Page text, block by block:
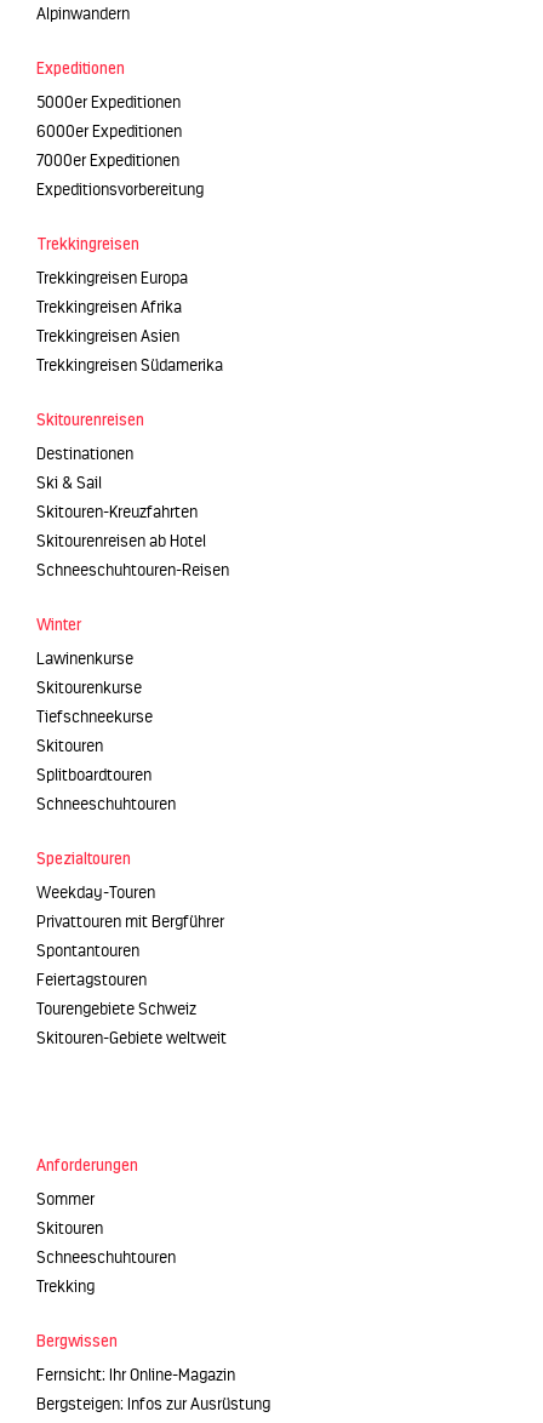
Alpinwandern
Expeditionen
5000er Expeditionen
6000er Expeditionen
7000er Expeditionen
Expeditionsvorbereitung
Trekkingreisen
Trekkingreisen Europa
Trekkingreisen Afrika
Trekkingreisen Asien
Trekkingreisen Südamerika
Skitourenreisen
Destinationen
Ski & Sail
Skitouren-Kreuzfahrten
Skitourenreisen ab Hotel
Schneeschuhtouren-Reisen
Winter
Lawinenkurse
Skitourenkurse
Tiefschneekurse
Skitouren
Splitboardtouren
Schneeschuhtouren
Spezialtouren
Weekday-Touren
Privattouren mit Bergführer
Spontantouren
Feiertagstouren
Tourengebiete Schweiz
Skitouren-Gebiete weltweit
Anforderungen
Sommer
Skitouren
Schneeschuhtouren
Trekking
Bergwissen
Fernsicht: Ihr Online-Magazin
Bergsteigen: Infos zur Ausrüstung